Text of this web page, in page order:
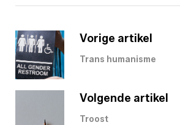
Vorige artikel
Trans humanisme
Volgende artikel
Troost